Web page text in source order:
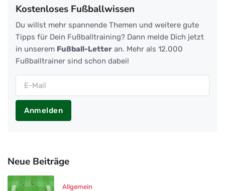
Kostenloses Fußballwissen
Du willst mehr spannende Themen und weitere gute
Tipps für Dein Fußballtraining? Dann melde Dich jetzt
in unserem Fußball-Letter an. Mehr als 12.000
Fußballtrainer sind schon dabei!
Anmelden
Neue Beiträge
Allgemein